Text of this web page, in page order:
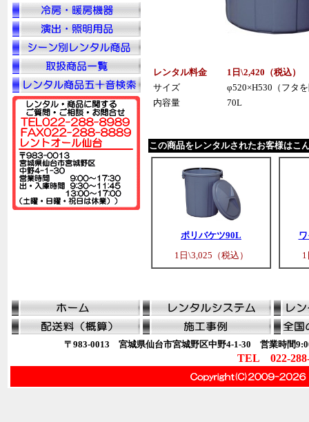
レンタル料金
1日\2,420（税込）
サイズ
φ520×H530（フタ
内容量
70L
この商品をレンタルされたお客様はこ
ポリバケツ90L
1日\3,025（税込）
〒983-0013 宮城県仙台市宮城野区中野4-1-30 営業時間
TEL 022-